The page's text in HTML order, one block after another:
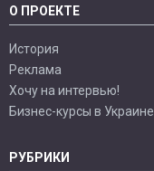
О ПРОЕКТЕ
История
Реклама
Хочу на интервью!
Бизнес-курсы в Украине
РУБРИКИ